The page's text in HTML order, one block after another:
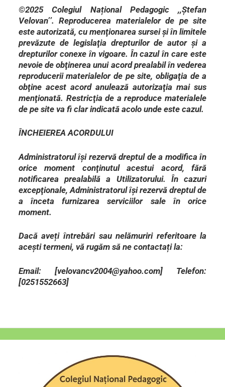
©2025 Colegiul Național Pedagogic ,,Ștefan
Velovan’’. Reproducerea materialelor de pe site
este autorizată, cu menţionarea sursei şi în limitele
prevăzute de legislaţia drepturilor de autor şi a
drepturilor conexe în vigoare. În cazul în care este
nevoie de obţinerea unui acord prealabil în vederea
reproducerii materialelor de pe site, obligaţia de a
obţine acest acord anulează autorizaţia mai sus
menţionată. Restricţia de a reproduce materialele
de pe site va fi clar indicată acolo unde este cazul.
ÎNCHEIEREA ACORDULUI
Administratorul îşi rezervă dreptul de a modifica în
orice moment conţinutul acestui acord, fără
notificarea prealabilă a Utilizatorului. În cazuri
excepţionale, Administratorul îşi rezervă dreptul de
a înceta furnizarea serviciilor sale în orice
moment.
Dacă aveți întrebări sau nelămuriri referitoare la
acești termeni, vă rugăm să ne contactați la:
Email: [velovancv2004@yahoo.com] Telefon:
[0251552663]